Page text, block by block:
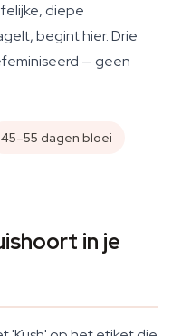
diepe
begint hier. Drie
— geen
45–55 dagen bloei
in je